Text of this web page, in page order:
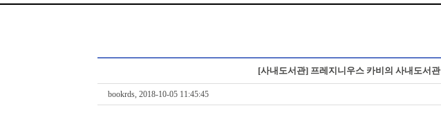
[사내도서관] 프레지니우스 카비의 사내도서관
bookrds, 2018-10-05 11:45:45